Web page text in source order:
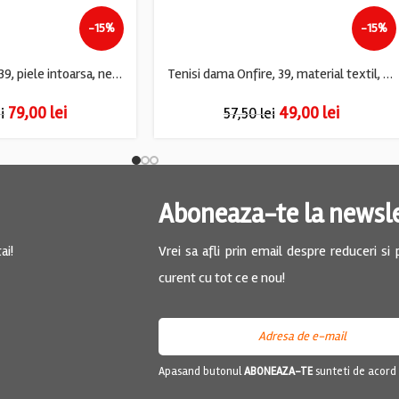
-15%
Tenisi dama Vans, 39, piele intoarsa, negru
79,00 lei
-15%
Tenisi dama Onfire, 39, material textil, albastru
57,50lei 49,00 lei
Aboneaza-te la
Vrei sa afli prin email despre reduceri
curent cu tot ce e nou!
Apasand butonulABONEAZA-TEsunteti de